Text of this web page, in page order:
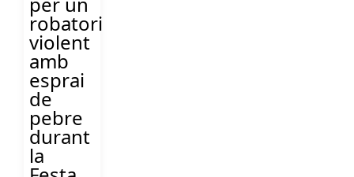
robatori
violent
amb
esprai
de
pebre
durant
la